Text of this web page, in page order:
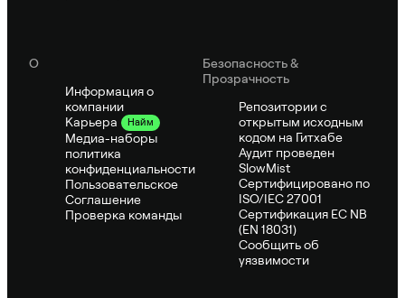
О
Информация о
компании
Карьера
Найм
Медиа-наборы
политика
конфиденциальности
Пользовательское
Соглашение
Проверка команды
Безопасность &
Прозрачность
Репозитории с
открытым исходным
кодом на Гитхабе
Аудит проведен
SlowMist
Сертифицировано по
ISO/IEC 27001
Сертификация ЕС NB
(EN 18031)
Сообщить об
уязвимости